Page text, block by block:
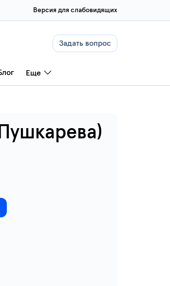
Версия для слабовидящих
Задать вопрос
Еще